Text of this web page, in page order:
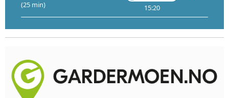
(25 min) 15:20